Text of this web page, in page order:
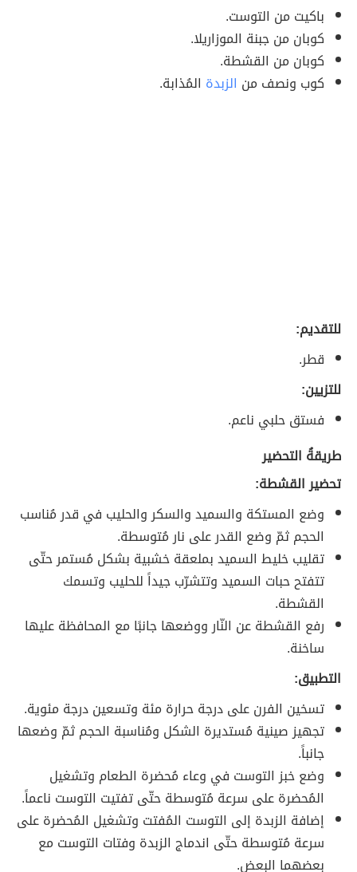
باكيت من التوست.
كوبان من جبنة الموزاريلا.
كوبان من القشطة.
كوب ونصف من الزبدة المُذابة.
للتقديم:
قطر.
للتزيين:
فستق حلبي ناعم.
طريقةُ التحضير
تحضير القشطة:
وضع المستكة والسميد والسكر والحليب في قدر مُناسب
الحجم ثمّ وضع القدر على نار مُتوسطة.
تقليب خليط السميد بملعقة خشبية بشكل مُستمر حتّى
تتفتح حبات السميد وتتشرّب جيداً للحليب وتسمك
القشطة.
رفع القشطة عن النّار ووضعها جانبًا مع المحافظة عليها
ساخنة.
التطبيق:
تسخين الفرن على درجة حرارة مئة وتسعين درجة مئوية.
تجهيز صينية مُستديرة الشكل ومُناسبة الحجم ثمّ وضعها
جانباً.
وضع خبز التوست في وعاء مُحضرة الطعام وتشغيل
المُحضرة على سرعة مُتوسطة حتّى تفتيت التوست ناعماً.
إضافة الزبدة إلى التوست المُفتت وتشغيل المُحضرة على
سرعة مُتوسطة حتّى اندماج الزبدة وفتات التوست مع
بعضهما البعض.